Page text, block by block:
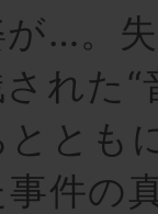
が…。
れた“
とも
件の